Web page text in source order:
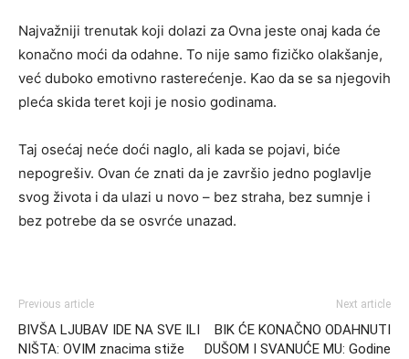
Najvažniji trenutak koji dolazi za Ovna jeste onaj kada će
konačno moći da odahne. To nije samo fizičko olakšanje,
već duboko emotivno rasterećenje. Kao da se sa njegovih
pleća skida teret koji je nosio godinama.
Taj osećaj neće doći naglo, ali kada se pojavi, biće
nepogrešiv. Ovan će znati da je završio jedno poglavlje
svog života i da ulazi u novo – bez straha, bez sumnje i
bez potrebe da se osvrće unazad.
Previous article
BIVŠA LJUBAV IDE NA SVE ILI
NIŠTA: OVIM znacima stiže
Next article
BIK ĆE KONAČNO ODAHNUTI
DUŠOM I SVANUĆE MU: Godine